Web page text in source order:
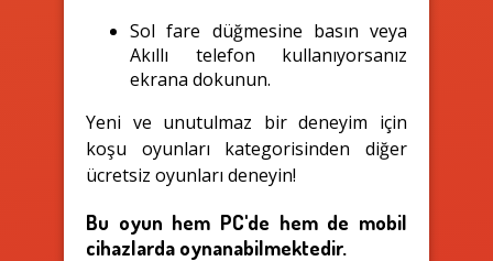
Sol fare düğmesine basın veya
Akıllı telefon kullanıyorsanız
ekrana dokunun.
Yeni ve unutulmaz bir deneyim için
koşu oyunları kategorisinden diğer
ücretsiz oyunları deneyin!
Bu oyun hem PC'de hem de mobil
cihazlarda oynanabilmektedir.